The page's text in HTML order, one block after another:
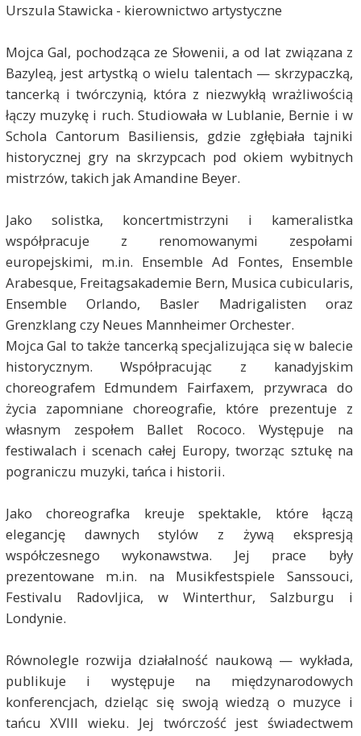
Urszula Stawicka - kierownictwo artystyczne
Mojca Gal, pochodząca ze Słowenii, a od lat związana z
Bazyleą, jest artystką o wielu talentach — skrzypaczką,
tancerką i twórczynią, która z niezwykłą wrażliwością
łączy muzykę i ruch. Studiowała w Lublanie, Bernie i w
Schola Cantorum Basiliensis, gdzie zgłębiała tajniki
historycznej gry na skrzypcach pod okiem wybitnych
mistrzów, takich jak Amandine Beyer.
Jako solistka, koncertmistrzyni i kameralistka
współpracuje z renomowanymi zespołami
europejskimi, m.in. Ensemble Ad Fontes, Ensemble
Arabesque, Freitagsakademie Bern, Musica cubicularis,
Ensemble Orlando, Basler Madrigalisten oraz
Grenzklang czy Neues Mannheimer Orchester.
Mojca Gal to także tancerką specjalizująca się w balecie
historycznym. Współpracując z kanadyjskim
choreografem Edmundem Fairfaxem, przywraca do
życia zapomniane choreografie, które prezentuje z
własnym zespołem Ballet Rococo. Występuje na
festiwalach i scenach całej Europy, tworząc sztukę na
pograniczu muzyki, tańca i historii.
Jako choreografka kreuje spektakle, które łączą
elegancję dawnych stylów z żywą ekspresją
współczesnego wykonawstwa. Jej prace były
prezentowane m.in. na Musikfestspiele Sanssouci,
Festivalu Radovljica, w Winterthur, Salzburgu i
Londynie.
Równolegle rozwija działalność naukową — wykłada,
publikuje i występuje na międzynarodowych
konferencjach, dzieląc się swoją wiedzą o muzyce i
tańcu XVIII wieku. Jej twórczość jest świadectwem